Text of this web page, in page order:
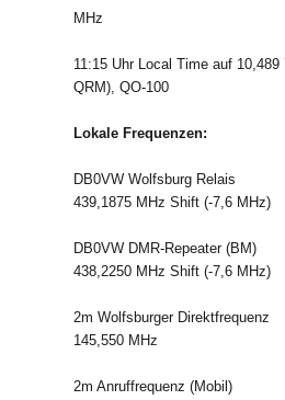
MHz
11:15 Uhr Local Time auf 10,489
QRM), QO-100
Lokale Frequenzen:
DB0VW Wolfsburg Relais
439,1875 MHz Shift (-7,6 MHz)
DB0VW DMR-Repeater (BM)
438,2250 MHz Shift (-7,6 MHz)
2m Wolfsburger Direktfrequenz
145,550 MHz
2m Anruffrequenz (Mobil)